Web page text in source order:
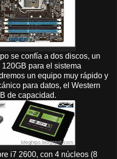
se confía a dos discos, un
para el sistema
un equipo muy rápido y
para datos, el Western
de capacidad.
i7 2600, con 4 núcleos (8